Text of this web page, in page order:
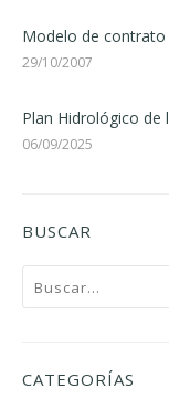
Modelo de
29/10/2007
Plan Hidrológico de
06/09/2025
BUSCAR
CATEGORÍAS